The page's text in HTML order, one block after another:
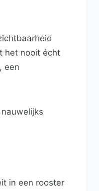
het nooit écht
een
in een rooster